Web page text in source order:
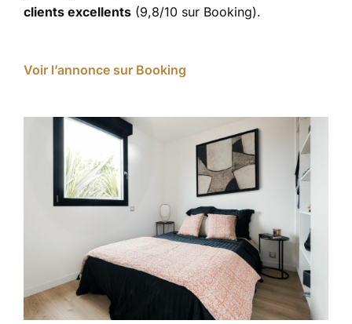
clients excellents (9,8/10 sur Booking).
Voir l’annonce sur Booking